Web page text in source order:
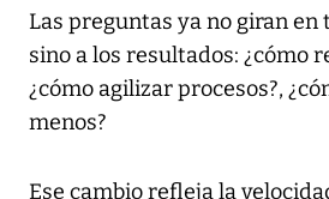
Las preguntas ya no giran en
sino a los resultados: ¿cómo
¿cómo agilizar procesos?,
menos?
Ese cambio refleja la